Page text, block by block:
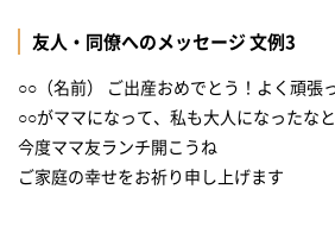
友人・同僚へのメッセージ 文例3
○○（名前） ご出産おめでとう！よく頑張
○○がママになって、私も大人になったな
今度ママ友ランチ開こうね
ご家庭の幸せをお祈り申し上げます